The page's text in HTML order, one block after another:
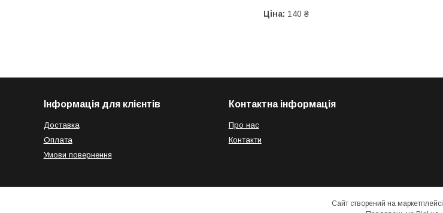
Ціна: 140 ₴
Інформація для клієнтів
Доставка
Оплата
Умови повернення
Контактна інформація
Про нас
Контакти
Сайт створений на маркетплейсі